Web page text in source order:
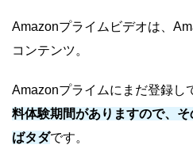
Amazonプライムビデオは、
コンテンツ。
Amazonプライムにまだ登録し
料体験期間がありますので、
ばタダです。